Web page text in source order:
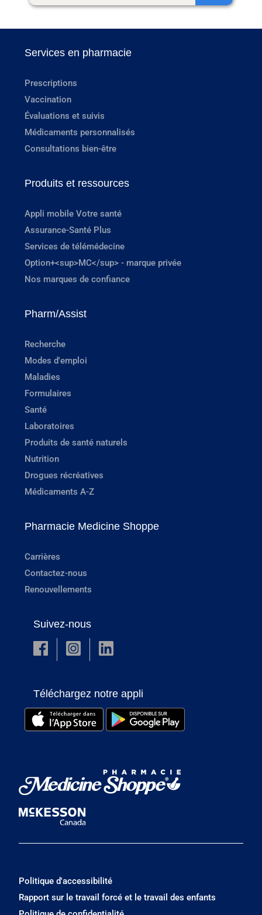
Services en pharmacie
Prescriptions
Vaccination
Évaluations et suivis
Médicaments personnalisés
Consultations bien-être
Produits et ressources
Appli mobile Votre santé
Assurance-Santé Plus
Services de télémédecine
Option+<sup>MC</sup> - marque privée
Nos marques de confiance
Pharm/Assist
Recherche
Modes d'emploi
Maladies
Formulaires
Santé
Laboratoires
Produits de santé naturels
Nutrition
Drogues récréatives
Médicaments A-Z
Pharmacie Medicine Shoppe
Carrières
Contactez-nous
Renouvellements
Suivez-nous
Téléchargez notre appli
Politique d'accessibilité
Rapport sur le travail forcé et le travail des enfants